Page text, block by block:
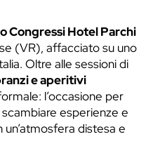
Congressi Hotel Parchi
(VR), affacciato su uno
Oltre alle sessioni di
e aperitivi
l’occasione per
esperienze e
un’atmosfera distesa e